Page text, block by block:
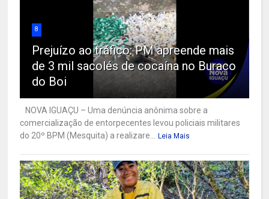
8
Prejuízo ao tráfico: PM apreende mais
de 3 mil sacolés de cocaína no Buraco
do Boi
NOVA IGUAÇU – Uma denúncia anônima sobre a
comercialização de entorpecentes levou policiais militares
do 20º BPM (Mesquita) a realizare... Leia Mais